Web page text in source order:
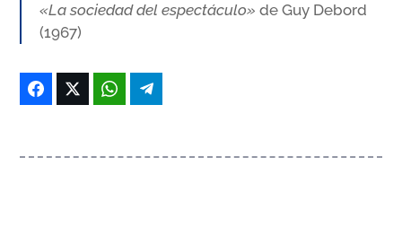
«La sociedad del espectáculo» de Guy Debord
(1967)